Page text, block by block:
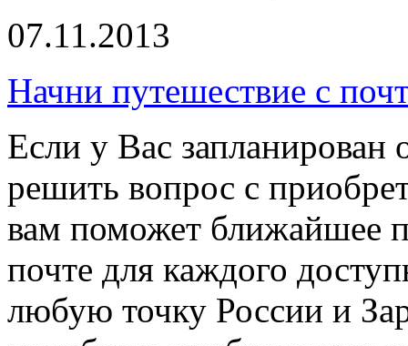
07.11.2013
Начни путешествие с
Если у Вас запланирован
решить вопрос с
вам поможет ближайшее
почте для каждого
любую точку России и